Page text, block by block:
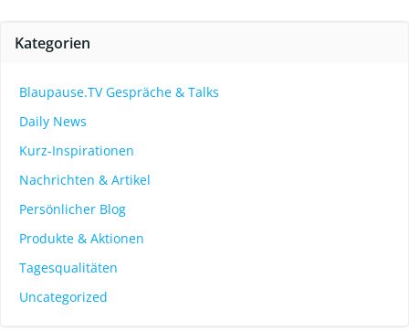
Kategorien
Blaupause.TV Gespräche & Talks
Daily News
Kurz-Inspirationen
Nachrichten & Artikel
Persönlicher Blog
Produkte & Aktionen
Tagesqualitäten
Uncategorized